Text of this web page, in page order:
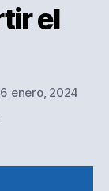
el
enero, 2024